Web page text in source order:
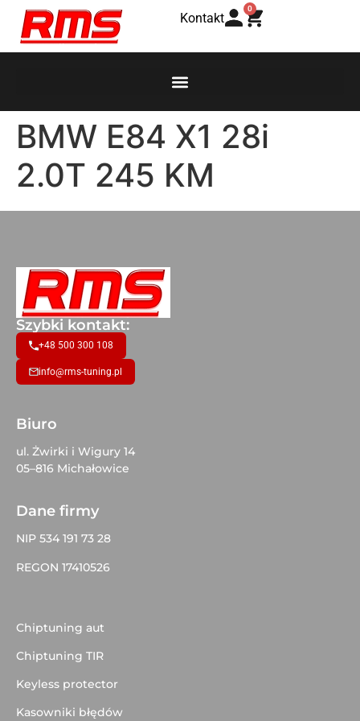
Kontakt
0
BMW E84 X1 28i
2.0T 245 KM
Szybki kontakt:
+48 500 300 108
info@rms-tuning.pl
Biuro
ul. Żwirki i Wigury 14
05–816 Michałowice
Dane firmy
NIP 534 191 73 28
REGON 17410526
Chiptuning aut
Chiptuning TIR
Keyless protector
Kasowniki błędów